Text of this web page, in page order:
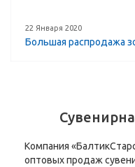
22 Января 2020
Большая распродажа
Компания
оптовых продаж